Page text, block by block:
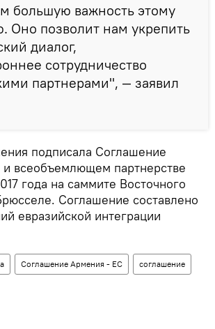
большую важность этому
Оно позволит нам укрепить
диалог,
сотрудничество
партнерами", — заявил
подписала Соглашение
всеобъемлющем партнерстве
года на саммите Восточного
Соглашение составлено
евразийской интеграции
Соглашение Армения - ЕС соглашение